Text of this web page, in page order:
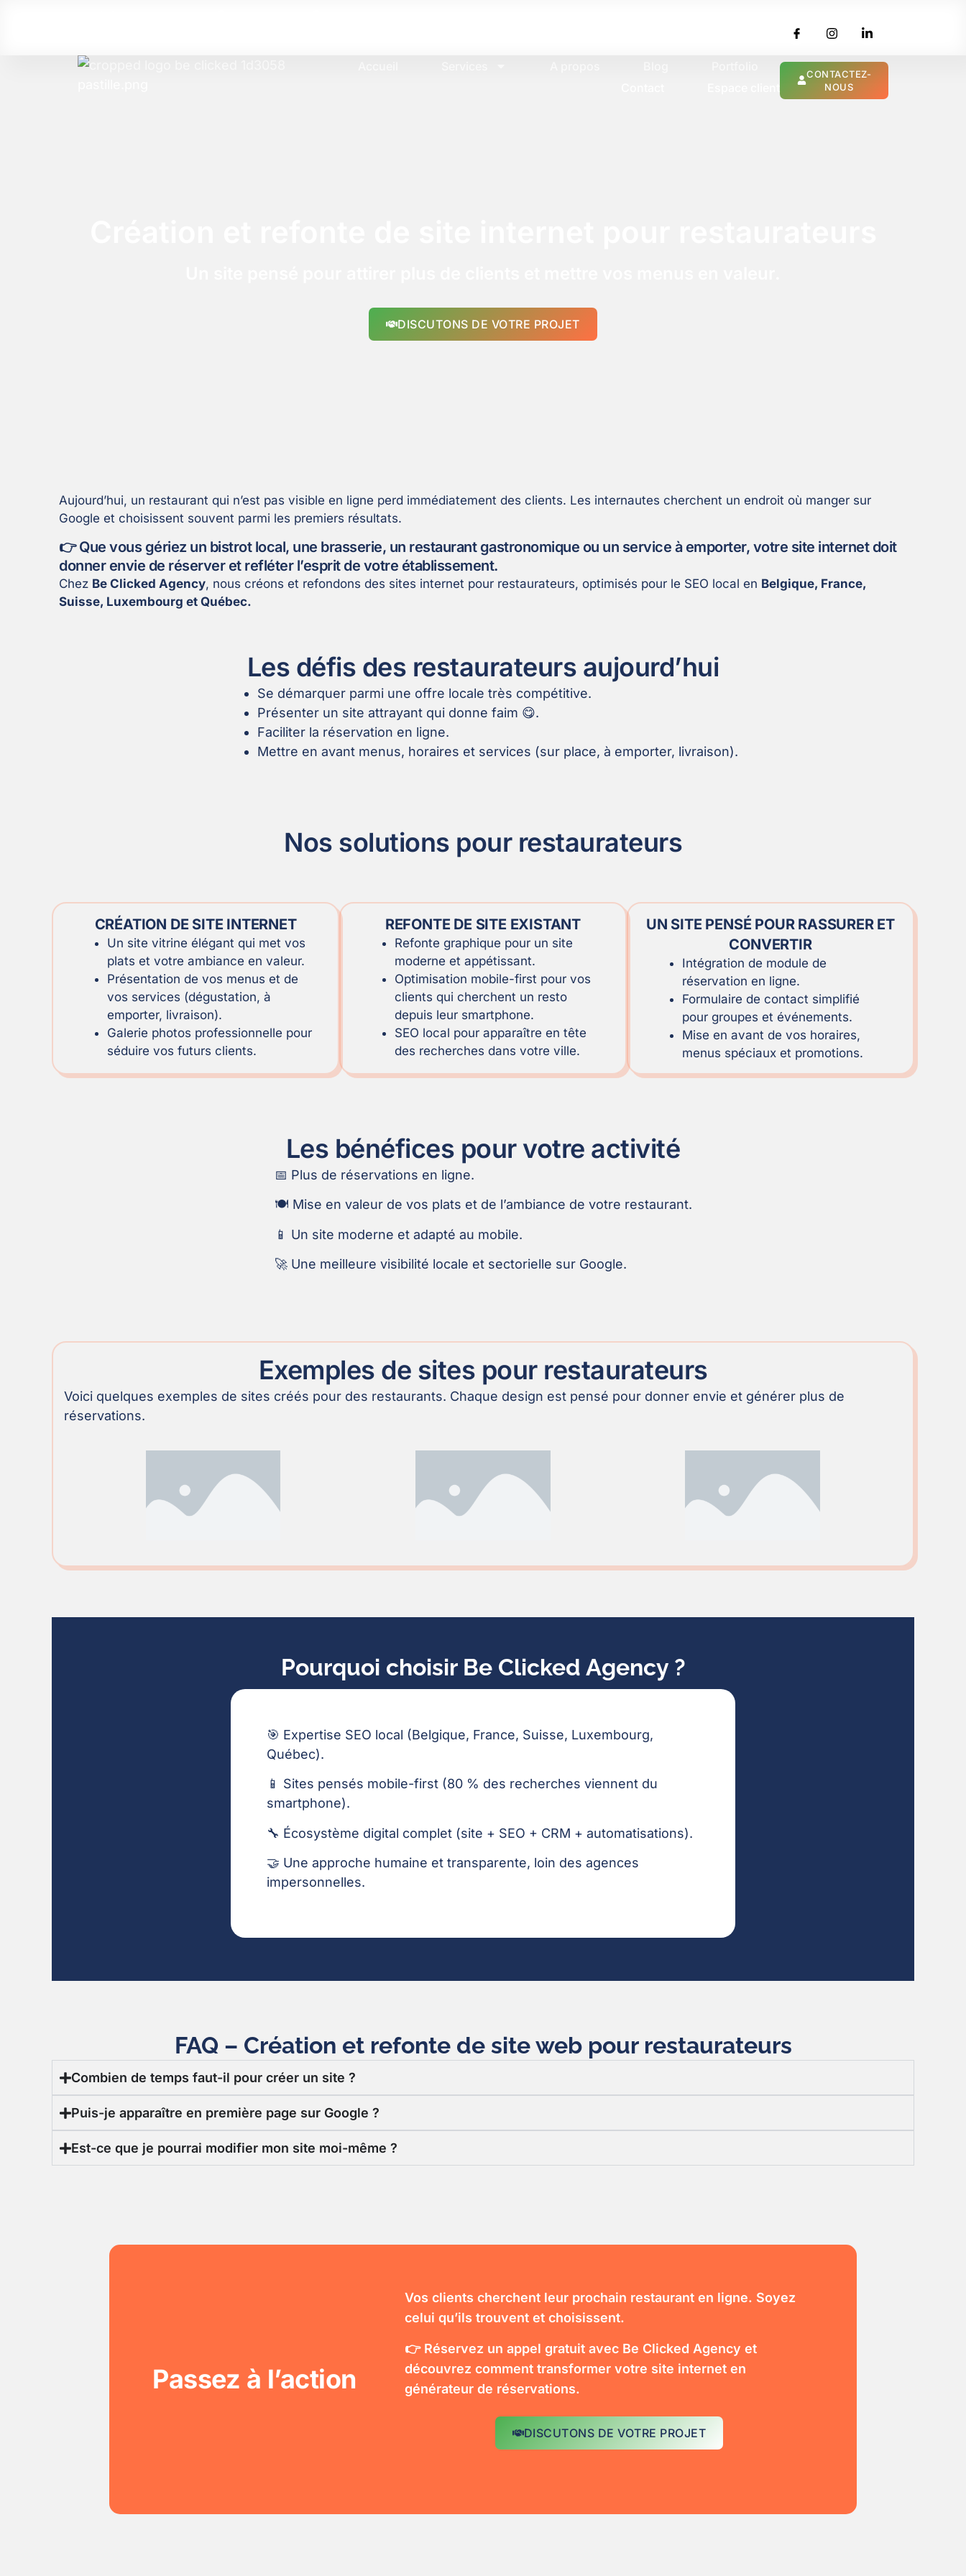
CONTACTEZ-
NOUS
DISCUTONS DE VOTRE PROJET
Aujourd’hui, un restaurant qui n’est pas visible en ligne perd immédiatement des clients. Les internautes cherchent un endroit où manger sur
Google et choisissent souvent parmi les premiers résultats.
👉 Que vous gériez un bistrot local, une brasserie, un restaurant gastronomique ou un service à emporter, votre site internet doit
donner envie de réserver et refléter l’esprit de votre établissement.
Chez Be Clicked Agency, nous créons et refondons des sites internet pour restaurateurs, optimisés pour le SEO local en Belgique, France,
Suisse, Luxembourg et Québec.
Les défis des restaurateurs aujourd’hui
Se démarquer parmi une offre locale très compétitive.
Présenter un site attrayant qui donne faim 😋.
Faciliter la réservation en ligne.
Mettre en avant menus, horaires et services (sur place, à emporter, livraison).
Nos solutions pour restaurateurs
CRÉATION DE SITE INTERNET
Un site vitrine élégant qui met vos
plats et votre ambiance en valeur.
Présentation de vos menus et de
vos services (dégustation, à
emporter, livraison).
Galerie photos professionnelle pour
séduire vos futurs clients.
REFONTE DE SITE EXISTANT
Refonte graphique pour un site
moderne et appétissant.
Optimisation mobile-first pour vos
clients qui cherchent un resto
depuis leur smartphone.
SEO local pour apparaître en tête
des recherches dans votre ville.
UN SITE PENSÉ POUR RASSURER ET
CONVERTIR
Intégration de module de
réservation en ligne.
Formulaire de contact simplifié
pour groupes et événements.
Mise en avant de vos horaires,
menus spéciaux et promotions.
Les bénéfices pour votre activité
📅 Plus de réservations en ligne.
🍽️ Mise en valeur de vos plats et de l’ambiance de votre restaurant.
📱 Un site moderne et adapté au mobile.
🚀 Une meilleure visibilité locale et sectorielle sur Google.
Exemples de sites pour restaurateurs
Voici quelques exemples de sites créés pour des restaurants. Chaque design est pensé pour donner envie et générer plus de
réservations.
Pourquoi choisir Be Clicked Agency ?
🎯 Expertise SEO local (Belgique, France, Suisse, Luxembourg,
Québec).
📱 Sites pensés mobile-first (80 % des recherches viennent du
smartphone).
🔧 Écosystème digital complet (site + SEO + CRM + automatisations).
🤝 Une approche humaine et transparente, loin des agences
impersonnelles.
FAQ – Création et refonte de site web pour restaurateurs
Combien de temps faut-il pour créer un site ?
Puis-je apparaître en première page sur Google ?
Est-ce que je pourrai modifier mon site moi-même ?
Passez à l’action
Vos clients cherchent leur prochain restaurant en ligne. Soyez
celui qu’ils trouvent et choisissent.
👉 Réservez un appel gratuit avec Be Clicked Agency et
découvrez comment transformer votre site internet en
générateur de réservations.
DISCUTONS DE VOTRE PROJET